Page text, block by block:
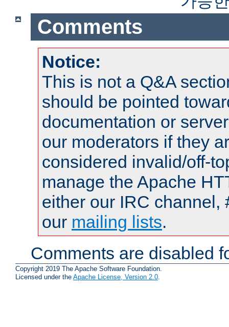
Comments
Notice:
This is not a Q&A
should be pointed
documentation or
our moderators if they
considered invalid/off-
manage the Apache
either our IRC channel,
our mailing lists.
Comments are disabled
Copyright 2019 The Apache Software Foundation.
Licensed under the Apache License, Version 2.0.